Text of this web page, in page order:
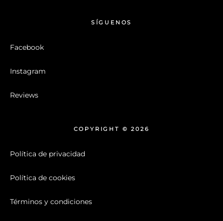
SÍGUENOS
Facebook
Instagram
Reviews
COPYRIGHT © 2026
Política de privacidad
Política de cookies
Términos y condiciones